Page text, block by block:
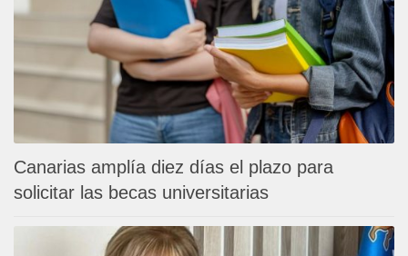
Canarias amplía diez días el plazo para
solicitar las becas universitarias